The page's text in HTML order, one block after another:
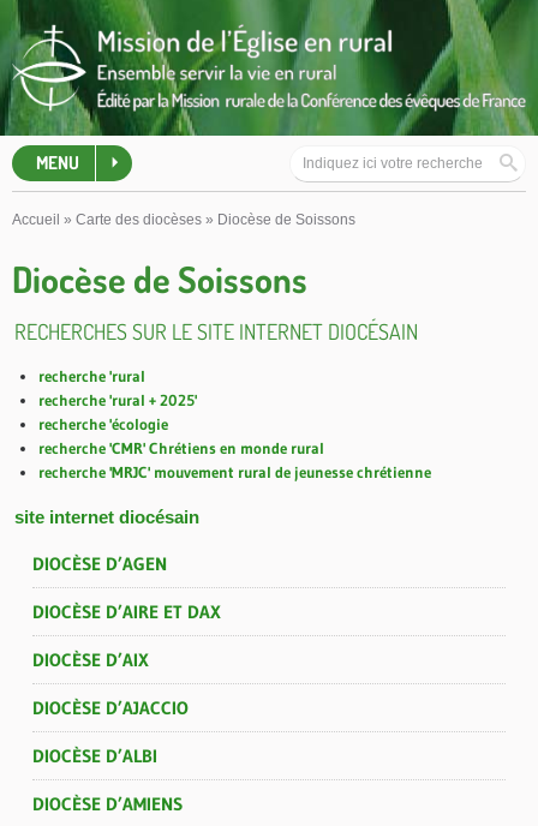
MENU
Accueil » Carte des diocèses » Diocèse de Soissons
Diocèse de Soissons
RECHERCHES SUR LE SITE INTERNET DIOCÉSAIN
recherche 'rural
recherche 'rural + 2025'
recherche 'écologie
recherche 'CMR' Chrétiens en monde rural
recherche 'MRJC' mouvement rural de jeunesse chrétienne
site internet diocésain
DIOCÈSE D’AGEN
DIOCÈSE D’AIRE ET DAX
DIOCÈSE D’AIX
DIOCÈSE D’AJACCIO
DIOCÈSE D’ALBI
DIOCÈSE D’AMIENS